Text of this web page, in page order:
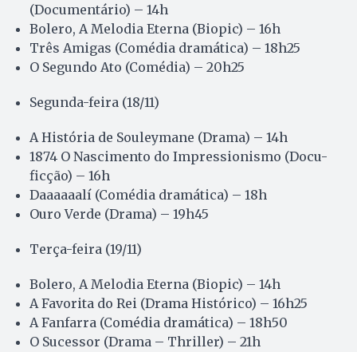
(Documentário) – 14h
Bolero, A Melodia Eterna (Biopic) – 16h
Três Amigas (Comédia dramática) – 18h25
O Segundo Ato (Comédia) – 20h25
Segunda-feira (18/11)
A História de Souleymane (Drama) – 14h
1874 O Nascimento do Impressionismo (Docu-
ficção) – 16h
Daaaaaalí (Comédia dramática) – 18h
Ouro Verde (Drama) – 19h45
Terça-feira (19/11)
Bolero, A Melodia Eterna (Biopic) – 14h
A Favorita do Rei (Drama Histórico) – 16h25
A Fanfarra (Comédia dramática) – 18h50
O Sucessor (Drama – Thriller) – 21h